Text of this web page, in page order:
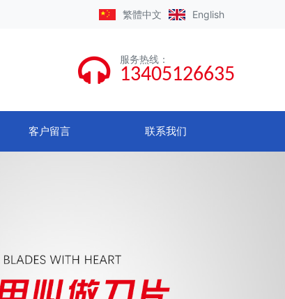
繁體中文 English
服务热线 ：
13405126635
客户留言 联系我们